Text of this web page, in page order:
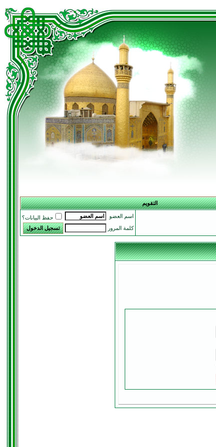
التقويم
اسم العضو
حفظ البيانات؟
كلمة المرور